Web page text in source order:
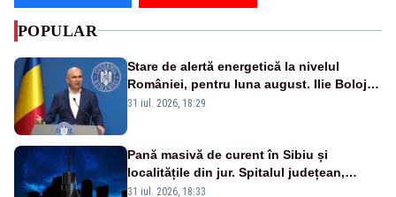
POPULAR
Stare de alertă energetică la nivelul
României, pentru luna august. Ilie Bolojan
a anunțat importuri și posibile restricții –
31 iul. 2026, 18:29
Pană masivă de curent în Sibiu și
localitățile din jur. Spitalul județean,
semafoarele, rețelele de telefonie, grav
31 iul. 2026, 18:33